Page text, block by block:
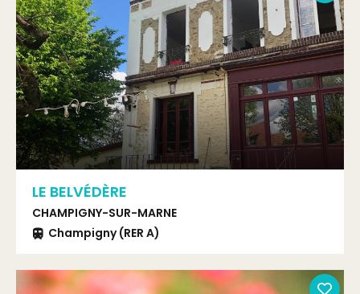
LE BELVÉDÈRE
CHAMPIGNY-SUR-MARNE
Champigny (RER A)